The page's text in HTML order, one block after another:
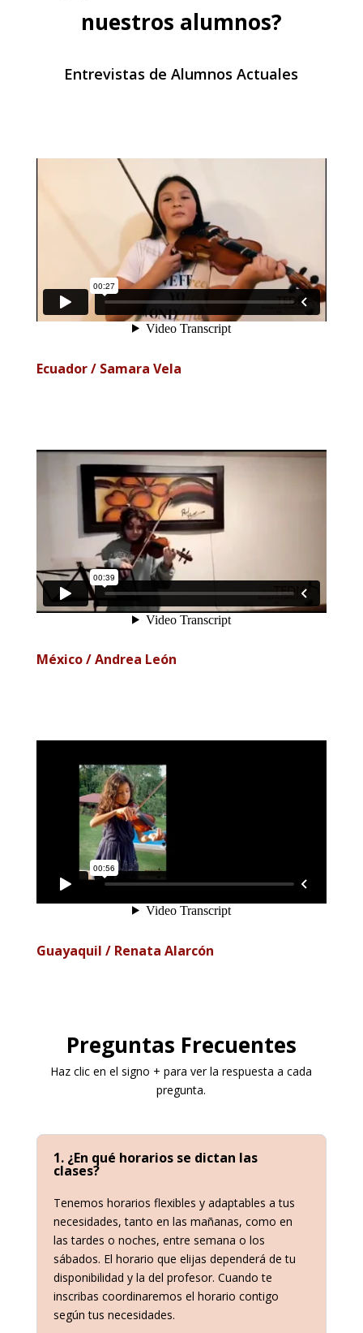
nuestros alumnos?
Entrevistas de Alumnos Actuales
Ecuador / Samara Vela
México / Andrea León
Guayaquil / Renata Alarcón
Preguntas Frecuentes
Haz clic en el signo + para ver la respuesta a cada
pregunta.
1. ¿En qué horarios se dictan las
clases?
Tenemos horarios flexibles y adaptables a tus
necesidades, tanto en las mañanas, como en
las tardes o noches, entre semana o los
sábados. El horario que elijas dependerá de tu
disponibilidad y la del profesor. Cuando te
inscribas coordinaremos el horario contigo
según tus necesidades.